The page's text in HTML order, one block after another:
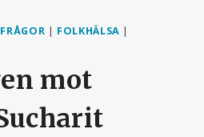
| FOLKHÄLSA |
mot